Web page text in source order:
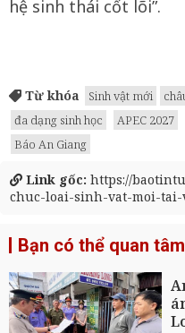
hệ sinh thái cốt lõi”.
Từ khóa Sinh vật mới
đa dạng sinh học
APEC 2027
Báo An Giang
Link gốc: https://
chuc-loai-sinh-vat-moi-
Bạn có thể quan tâm